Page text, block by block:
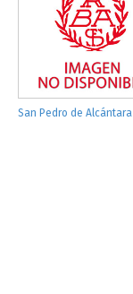
San Pedro de Alcántara